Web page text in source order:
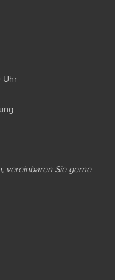
Uhr
vereinbaren Sie gerne